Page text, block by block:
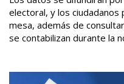
electoral, y los
mesa, además de
se contabilizan durante la